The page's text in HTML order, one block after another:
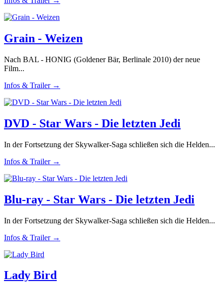
Grain - Weizen
Nach BAL - HONIG (Goldener Bär, Berlinale 2010) der neue
Film...
Infos & Trailer →
DVD - Star Wars - Die letzten Jedi
In der Fortsetzung der Skywalker-Saga schließen sich die Helden...
Infos & Trailer →
Blu-ray - Star Wars - Die letzten Jedi
In der Fortsetzung der Skywalker-Saga schließen sich die Helden...
Infos & Trailer →
Lady Bird